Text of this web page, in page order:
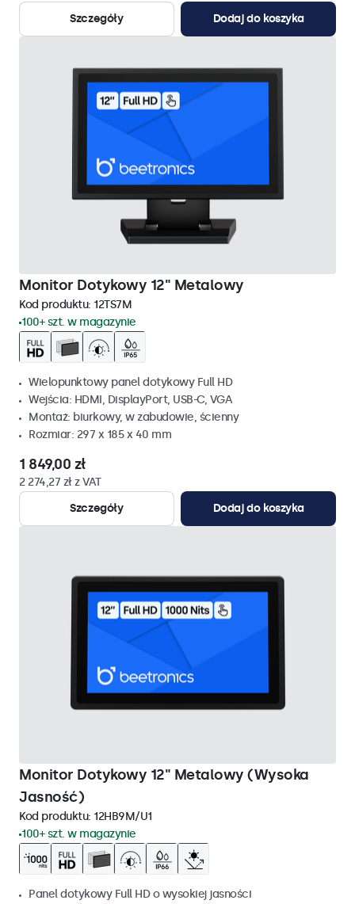
Szczegóły
Dodaj do koszyka
Monitor Dotykowy 12" Metalowy
Kod produktu: 12TS7M
100+ szt. w magazynie
Wielopunktowy panel dotykowy Full HD
Wejścia: HDMI, DisplayPort, USB-C, VGA
Montaż: biurkowy, w zabudowie, ścienny
Rozmiar: 297 x 185 x 40 mm
1 849,00 zł
2 274,27 zł z VAT
Szczegóły
Dodaj do koszyka
Monitor Dotykowy 12" Metalowy (Wysoka
Jasność)
Kod produktu: 12HB9M/U1
100+ szt. w magazynie
Panel dotykowy Full HD o wysokiej jasności